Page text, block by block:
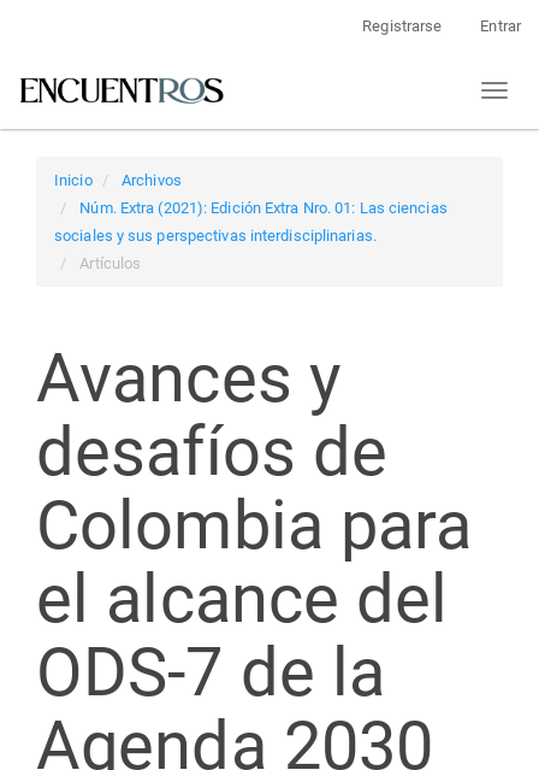
principal
Registrarse Entrar
Toggle
Inicio
Archivos
Núm. Extra (2021): Edición Extra Nro. 01: Las ciencias
sociales y sus perspectivas interdisciplinarias.
Artículos
Avances y
desafíos de
Colombia para
el alcance del
ODS-7 de la
Agenda 2030